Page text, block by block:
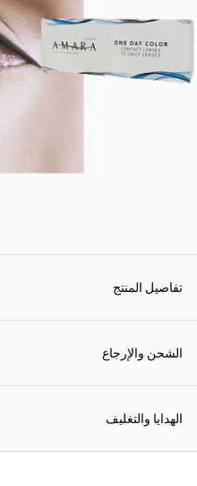
تفاصيل المنتج
الشحن والإرجاع
الهدايا والتغليف